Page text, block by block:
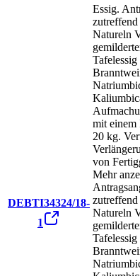
DEBTI34324/18-
1
Essig.
zutreffend
Natureln
mit einem
20 kg.
von
Mehr
zutreffend
Natureln